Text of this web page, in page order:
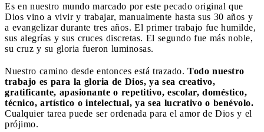
Es en nuestro mundo marcado por este pecado original que
Dios vino a vivir y trabajar, manualmente hasta sus 30 años y
a evangelizar durante tres años. El primer trabajo fue humilde,
sus alegrías y sus cruces discretas. El segundo fue más noble,
su cruz y su gloria fueron luminosas.
Nuestro camino desde entonces está trazado. Todo nuestro
trabajo es para la gloria de Dios, ya sea creativo,
gratificante, apasionante o repetitivo, escolar, doméstico,
técnico, artístico o intelectual, ya sea lucrativo o benévolo.
Cualquier tarea puede ser ordenada para el amor de Dios y el
prójimo.